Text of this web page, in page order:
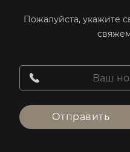
Пожалуйста, укажите
Отправить